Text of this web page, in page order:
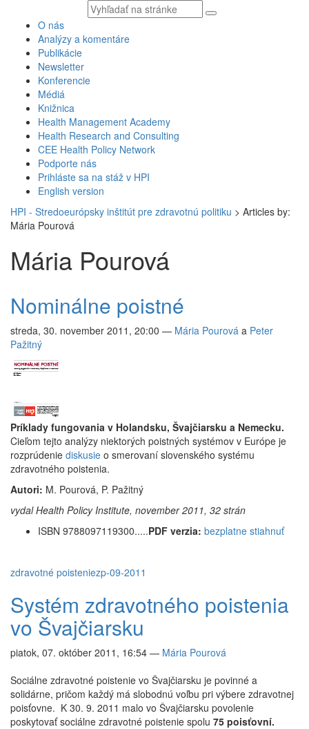
Vyhľadávaný
text
O nás
Analýzy a komentáre
Publikácie
Newsletter
Konferencie
Médiá
Knižnica
Health Management Academy
Health Research and Consulting
CEE Health Policy Network
Podporte nás
Prihláste sa na stáž v HPI
English version
HPI - Stredoeurópsky inštitút pre zdravotnú politiku > Articles by:
Mária Pourová
Mária Pourová
Nominálne poistné
streda, 30. november 2011, 20:00 — Mária Pourová a Peter
Pažitný
Príklady fungovania v Holandsku, Švajčiarsku a Nemecku.
Cieľom tejto analýzy niektorých poistných systémov v Európe je
rozprúdenie diskusie o smerovaní slovenského systému
zdravotného poistenia.
Autori: M. Pourová, P. Pažitný
vydal Health Policy Institute, november 2011, 32 strán
ISBN 9788097119300.....PDF verzia: bezplatne stiahnuť
zdravotné poisteniezp-09-2011
Systém zdravotného poistenia
vo Švajčiarsku
piatok, 07. október 2011, 16:54 — Mária Pourová
Sociálne zdravotné poistenie vo Švajčiarsku je povinné a
solidárne, pričom každý má slobodnú voľbu pri výbere zdravotnej
poisťovne. K 30. 9. 2011 malo vo Švajčiarsku povolenie
poskytovať sociálne zdravotné poistenie spolu 75 poisťovní.